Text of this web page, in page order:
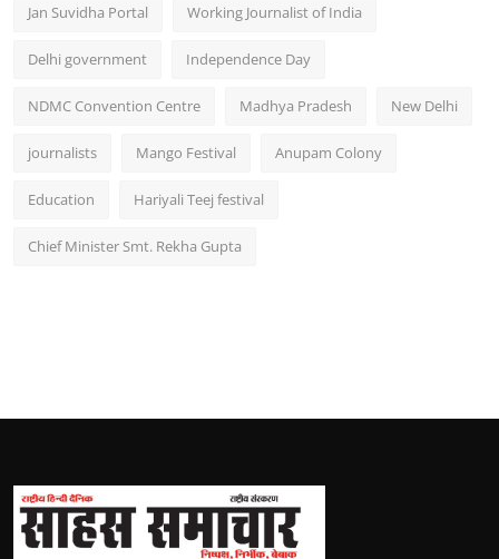
Jan Suvidha Portal Working Journalist of India
Delhi government Independence Day
NDMC Convention Centre Madhya Pradesh New Delhi
journalists Mango Festival Anupam Colony
Education Hariyali Teej festival
Chief Minister Smt. Rekha Gupta